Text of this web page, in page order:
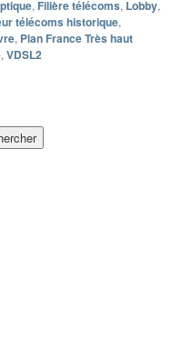
, Filière télécoms, Lobby,
télécoms historique,
, Plan France Très haut
,VDSL2